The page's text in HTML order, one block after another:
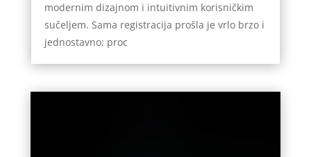
modernim dizajnom i intuitivnim korisničkim
sučeljem. Sama registracija prošla je vrlo brzo i
jednostavno; proc